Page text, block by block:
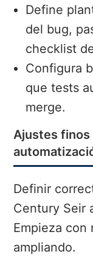
Define
del bug,
checklist
Configura
que tests
merge.
Ajustes finos
Definir
Century Seir
Empieza con
ampliando.